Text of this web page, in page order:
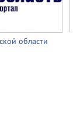
области